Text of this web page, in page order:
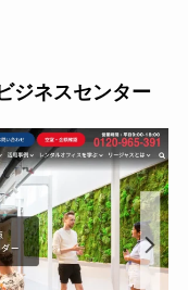
ジネスセンター